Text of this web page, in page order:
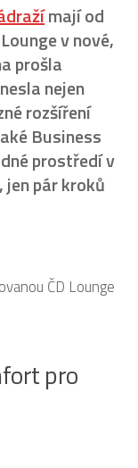
mají od
v nové,
prošla
nejen
rozšíření
Business
prostředí v
, jen pár kroků
pro